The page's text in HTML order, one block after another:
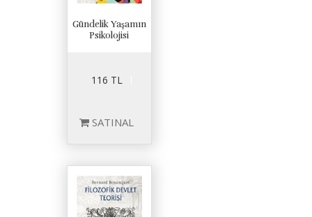
Gündelik Yaşamın
Psikolojisi
116 TL
SATINAL